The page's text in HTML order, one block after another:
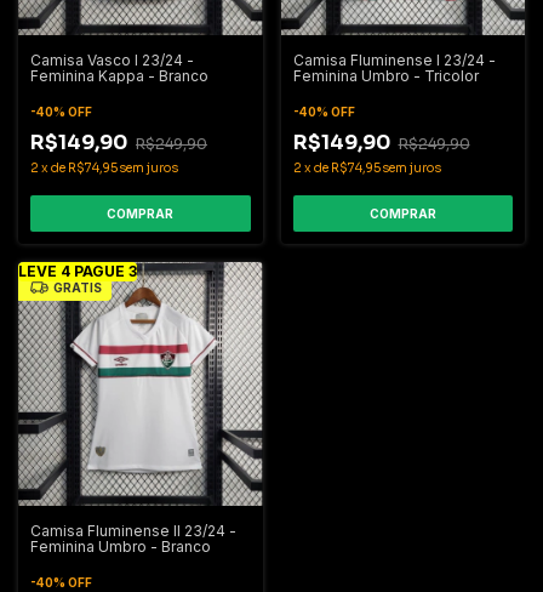
Camisa Vasco I 23/24 -
Feminina Kappa - Branco
-40% OFF
R$149,90 R$249,90
2 xde R$74,95sem juros
COMPRAR
Camisa Fluminense I 23/24 -
Feminina Umbro - Tricolor
-40% OFF
R$149,90 R$249,90
2 xde R$74,95sem juros
COMPRAR
LEVE 4 PAGUE 3
GRÁTIS
Camisa Fluminense II 23/24 -
Feminina Umbro - Branco
-40% OFF